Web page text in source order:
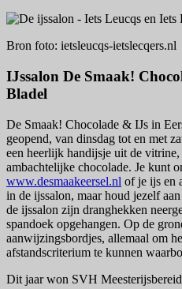
Bron foto: ietsleucqs-ietslecqers.nl
IJssalon De Smaak!
Bladel
De Smaak! Chocolade & IJs in
geopend, van dinsdag tot en met
een heerlijk handijsje uit de
ambachtelijke chocolade. Je kunt
www.desmaakeersel.nl of je ijs en
in de ijssalon, maar houd jezelf
de ijssalon zijn dranghekken
spandoek opgehangen. Op de
aanwijzingsbordjes, allemaal om
afstandscriterium te kunnen
Dit jaar won SVH